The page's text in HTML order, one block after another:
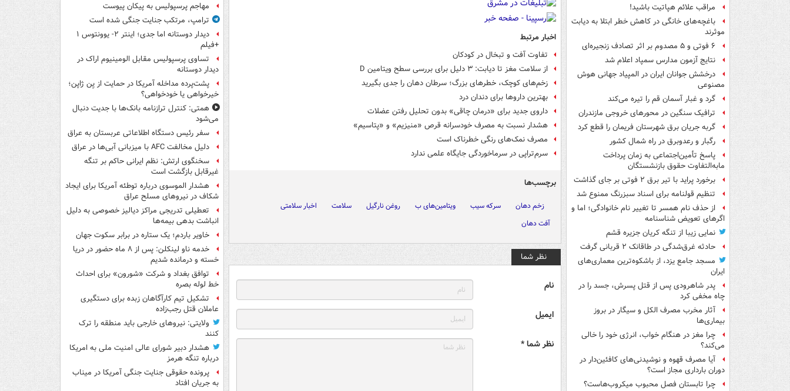
مراقب علائم هپاتیت باشید!
باغچه‌های خانگی در کاهش خطر ابتلا به دیابت
موثرند
۶ فوتی و ۵ مصدوم بر اثر تصادف زنجیره‌ای
نتایج آزمون مدارس سمپاد اعلام شد
درخشش جوانان ایران در المپیاد جهانی هوش
مصنوعی
گرد و غبار آسمان قم را تیره می‌کند
ترافیک سنگین در محورهای خروجی مازندران
گربه جریان برق شهرستان فریمان را قطع کرد
رگبار و رعدوبرق در راه شمال کشور
پاسخ تأمین‌اجتماعی به زمان پرداخت
مابه‌التفاوت حقوق بازنشستگان
برخورد پراید با تیر برق ۲ فوتی بر جای گذاشت
تنظیم قولنامه برای اسناد سبزرنگ ممنوع شد
از حذف نام همسر تا تغییر نام خانوادگی؛ اما و
اگرهای تعویض شناسنامه
نمایی زیبا از تنگه کریان جزیره قشم
حادثه غرق‌شدگی در طاقانک ۲ قربانی گرفت
مسجد جامع یزد، از باشکوه‌ترین معماری‌های
ایران
پدر شاهرودی پس از قتل پسرش، جسد را در
چاه مخفی کرد
آثار مخرب مصرف الکل و سیگار در بروز
بیماری‌ها
چرا مغز در هنگام خواب، انرژی خود را خالی
می‌کند؟
آیا مصرف قهوه و نوشیدنی‌های کافئین‌دار در
دوران بارداری مجاز است؟
چرا تابستان فصل محبوب میکروب‌هاست؟
اخبار مرتبط
تفاوت آفت و تبخال در کودکان
از سلامت مغز تا دیابت: ۳ دلیل برای بررسی سطح ویتامین D
زخم‌های کوچک، خطرهای بزرگ؛ سرطان دهان را جدی بگیرید
بهترین داروها برای دندان درد
داروی جدید برای «درمان چاقی» بدون تحلیل رفتن عضلات
هشدار نسبت به مصرف خودسرانه قرص «منیزیم» و «پتاسیم»
مصرف نمک‌های رنگی خطرناک است
سرم‌تراپی در سرماخوردگی جایگاه علمی ندارد
برچسب‌ها
زخم دهان سرکه سیب ویتامین‌های ب روغن نارگیل سلامت
اخبار سلامتی
آفت دهان
نظر شما
نام
ایمیل
نظر شما *
مهاجم پرسپولیس به پیکان پیوست
ترامپ، مرتکب جنایت جنگی شده است
دیدار دوستانه اما جدی؛ اینتر ۲- یوونتوس ۱
+فیلم
تساوی پرسپولیس مقابل الومینیوم اراک در
دیدار دوستانه
پشت‌پرده مداخله آمریکا در حمایت از یِن ژاپن؛
خیرخواهی یا خودخواهی؟
همتی: کنترل ترازنامه بانک‌ها با جدیت دنبال
می‌شود
سفر رئیس دستگاه اطلاعاتی عربستان به عراق
دلیل مخالفت AFC با میزبانی آبی‌ها در عراق
سخنگوی ارتش: نظم ایرانی حاکم بر تنگه
غیرقابل بازگشت است
هشدار الموسوی درباره توطئه آمریکا برای ایجاد
شکاف در نیروهای مسلح عراق
تعطیلی تدریجی مراکز دیالیز خصوصی به دلیل
انباشت بدهی بیمه‌ها
خاویر باردم؛ یک ستاره در برابر سکوت جهان
خدمه ناو لینکلن: پس از ۸ ماه حضور در دریا
خسته و درمانده‌ شدیم
توافق بغداد و شرکت «شورون» برای احداث
خط لوله بصره
تشکیل تیم کارآگاهان زبده برای دستگیری
عاملان قتل رجب‌زاده
ولایتی: نیروهای خارجی باید منطقه را ترک
کنند
هشدار دبیر شورای عالی امنیت ملی به امریکا
درباره تنگه هرمز
پرونده حقوقی جنایت جنگی آمریکا در میناب
به جریان افتاد